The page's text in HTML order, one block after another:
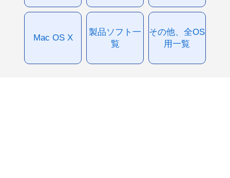
Mac OS X
製品ソフト一
覧
その他、全OS
用一覧